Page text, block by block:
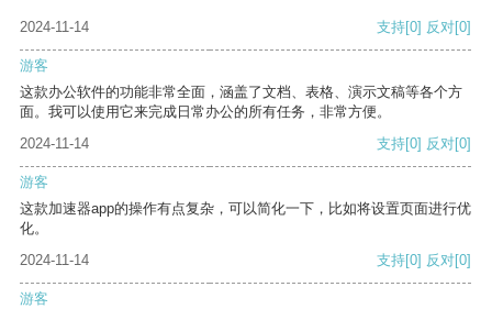
2024-11-14 支持[0] 反对[0]
游客
这款办公软件的功能非常全面，涵盖了文档、表格、演示文稿等各个方
面。我可以使用它来完成日常办公的所有任务，非常方便。
2024-11-14
支持[0] 反对[0]
游客
这款加速器app的操作有点复杂，可以简化一下，比如将设置页面进行优
化。
2024-11-14
支持[0] 反对[0]
游客